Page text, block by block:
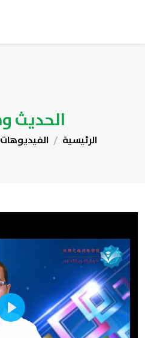
الحديث
الرئيسية الفيديوهات
Play